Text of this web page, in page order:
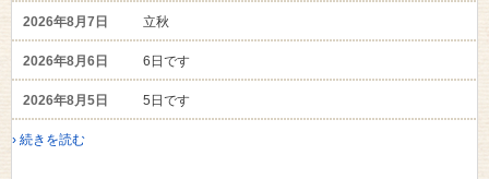
2026年8月7日 立秋
2026年8月6日 6日です
2026年8月5日 5日です
› 続きを読む